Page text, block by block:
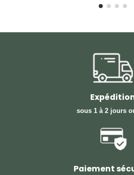
sous 1 à 2 jours
Paiement